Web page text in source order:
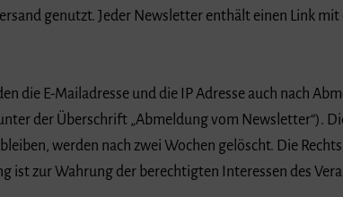
genutzt. Jeder Newsletter enthält einen Link mit
die E-Mailadresse und die IP Adresse auch nach
der Überschrift „Abmeldung vom Newsletter“).
werden nach zwei Wochen gelöscht. Die
ist zur Wahrung der berechtigten Interessen des